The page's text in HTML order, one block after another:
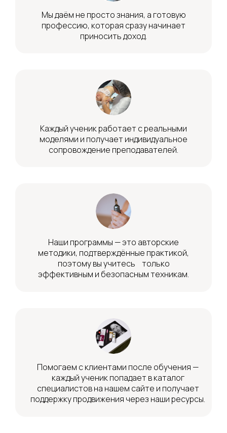
Мы даём не просто знания, а готовую
профессию, которая сразу начинает
приносить доход.
Каждый ученик работает с реальными
моделями и получает индивидуальное
сопровождение преподавателей.
Наши программы — это авторские
методики, подтверждённые практикой,
поэтому вы учитесь только
эффективным и безопасным техникам.
Помогаем с клиентами после обучения —
каждый ученик попадает в каталог
специалистов на нашем сайте и получает
поддержку продвижения через наши ресурсы.